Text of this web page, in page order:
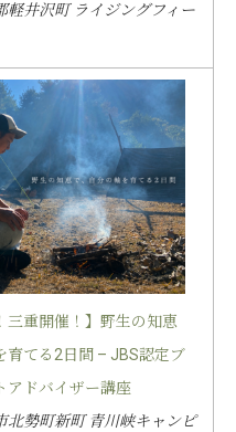
軽井沢町 ライジングフィー
三重開催！】野生の知恵
育てる2日間 – JBS認定ブ
アドバイザー講座
北勢町新町 青川峡キャンピ